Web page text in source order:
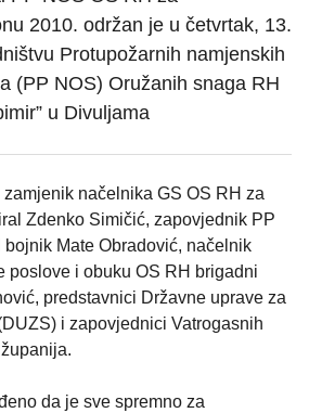
2010. održan je u četvrtak, 13.
Protupožarnih namjenskih
(PP NOS) Oružanih snaga RH
u Divuljama
načelnika GS OS RH za
Zdenko Simičić, zapovjednik PP
bojnik Mate Obradović, načelnik
poslove i obuku OS RH brigadni
predstavnici Državne uprave za
i zapovjednici Vatrogasnih
da je sve spremno za